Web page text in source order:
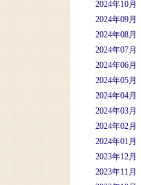
2024年10月
2024年09月
2024年08月
2024年07月
2024年06月
2024年05月
2024年04月
2024年03月
2024年02月
2024年01月
2023年12月
2023年11月